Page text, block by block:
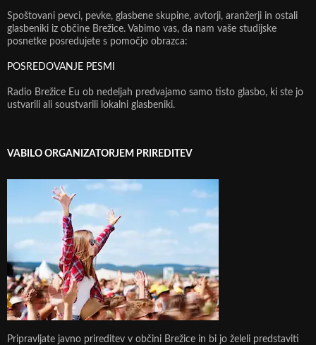
Spoštovani pevci, pevke, glasbene skupine, avtorji, aranžerji in ostali
glasbeniki iz občine Brežice. Vabimo vas, da nam vaše studijske
posnetke posredujete s pomočjo obrazca:
POSREDOVANJE PESMI
Radio Brežice Eu ob nedeljah predvajamo samo tisto glasbo, ki ste jo
ustvarili ali soustvarili lokalni glasbeniki.
VABILO ORGANIZATORJEM PRIREDITEV
Pripravljate javno prireditev v občini Brežice in bi jo želeli predstaviti